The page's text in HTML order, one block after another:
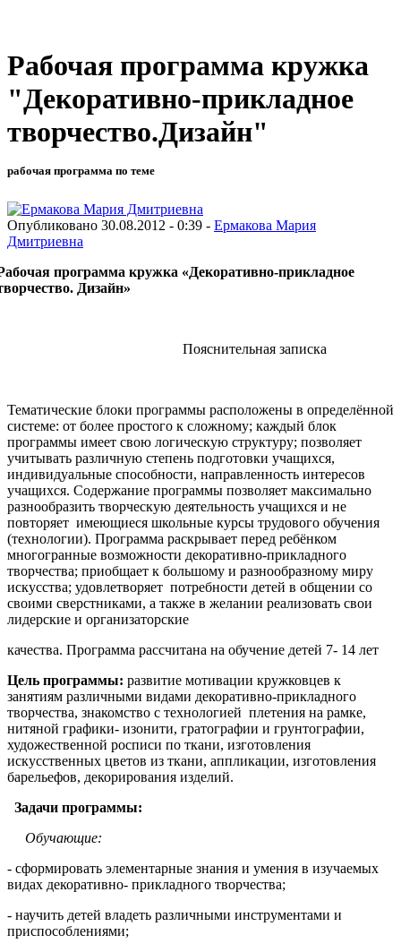
Рабочая программа кружка
"Декоративно-прикладное
творчество.Дизайн"
рабочая программа по теме
Опубликовано 30.08.2012 - 0:39 - Ермакова Мария
Дмитриевна
программа кружка «Декоративно-прикладное
Дизайн»
Пояснительная записка
Тематические блоки программы расположены в определённой
системе: от более простого к сложному; каждый блок
программы имеет свою логическую структуру; позволяет
учитывать различную степень подготовки учащихся,
индивидуальные способности, направленность интересов
учащихся. Содержание программы позволяет максимально
разнообразить творческую деятельность учащихся и не
повторяет имеющиеся школьные курсы трудового обучения
(технологии). Программа раскрывает перед ребёнком
многогранные возможности декоративно-прикладного
творчества; приобщает к большому и разнообразному миру
искусства; удовлетворяет потребности детей в общении со
своими сверстниками, а также в желании реализовать свои
лидерские и организаторские
качества. Программа рассчитана на обучение детей 7- 14 лет
Цель программы: развитие мотивации кружковцев к
занятиям различными видами декоративно-прикладного
творчества, знакомство с технологией плетения на рамке,
нитяной графики- изонити, гратографии и грунтографии,
художественной росписи по ткани, изготовления
искусственных цветов из ткани, аппликации, изготовления
барельефов, декорирования изделий.
Задачи программы:
Обучающие:
- сформировать элементарные знания и умения в изучаемых
видах декоративно- прикладного творчества;
- научить детей владеть различными инструментами и
приспособлениями;